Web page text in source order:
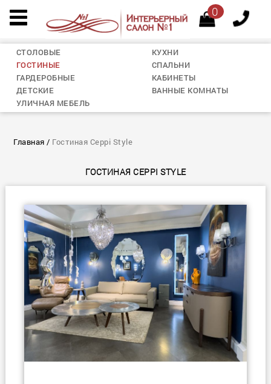
0
СТОЛОВЫЕ
КУХНИ
ГОСТИНЫЕ
СПАЛЬНИ
ГАРДЕРОБНЫЕ
КАБИНЕТЫ
ДЕТСКИЕ
ВАННЫЕ КОМНАТЫ
УЛИЧНАЯ МЕБЕЛЬ
Главная / Гостиная Ceppi Style
ГОСТИНАЯ CEPPI STYLE